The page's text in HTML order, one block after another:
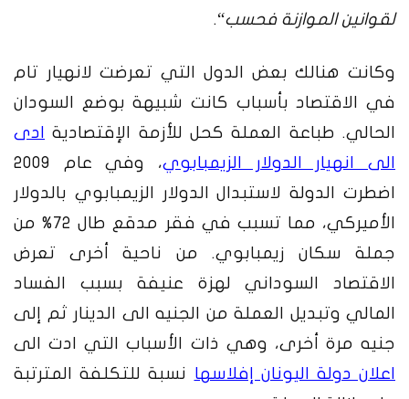
لقوانين الموازنة فحسب“.
وكانت هنالك بعض الدول التي تعرضت لانهيار تام
في الاقتصاد بأسباب كانت شبيهة بوضع السودان
الحالي. طباعة العملة كحل للأزمة الإقتصادية
ادى
الى انهيار الدولار الزيمبابوي،
وفي عام 2009
اضطرت الدولة لاستبدال الدولار الزيمبابوي بالدولار
الأميركي،
مما تسبب في فقر مدقع طال 72% من
جملة سكان زيمبابوي. من ناحية أخرى تعرض
الاقتصاد السوداني لهزة عنيفة بسبب الفساد
المالي وتبديل العملة من الجنيه الى الدينار ثم إلى
جنيه مرة أخرى، وهي ذات الأسباب التي ادت الى
اعلان دولة اليونان إفلاسها نسبة للتكلفة المترتبة